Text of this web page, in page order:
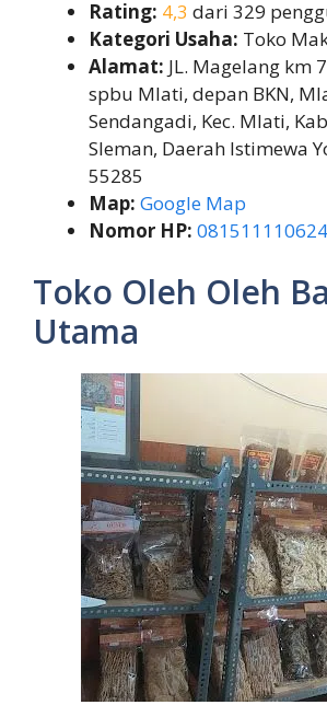
Rating: 4,3 dari 329
Kategori Usaha: Toko
Alamat: JL. Magelang km
spbu Mlati, depan BKN,
Sendangadi, Kec. Mlati,
Sleman, Daerah Istimewa
55285
Map: Google Map
Nomor HP: 081511110624
Toko Oleh Oleh
Utama